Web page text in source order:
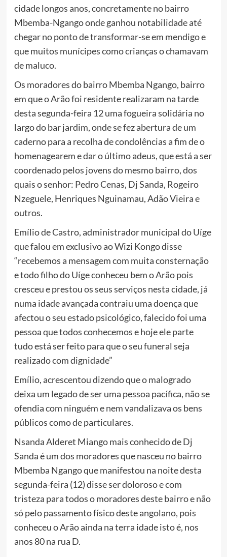
cidade longos anos, concretamente no bairro
Mbemba-Ngango onde ganhou notabilidade até
chegar no ponto de transformar-se em mendigo e
que muitos munícipes como crianças o chamavam
de maluco.
Os moradores do bairro Mbemba Ngango, bairro
em que o Arão foi residente realizaram na tarde
desta segunda-feira 12 uma fogueira solidária no
largo do bar jardim, onde se fez abertura de um
caderno para a recolha de condolências a fim de o
homenagearem e dar o último adeus, que está a ser
coordenado pelos jovens do mesmo bairro, dos
quais o senhor: Pedro Cenas, Dj Sanda, Rogeiro
Nzeguele, Henriques Nguinamau, Adão Vieira e
outros.
Emílio de Castro, administrador municipal do Uíge
que falou em exclusivo ao Wizi Kongo disse
“recebemos a mensagem com muita consternação
e todo filho do Uíge conheceu bem o Arão pois
cresceu e prestou os seus serviços nesta cidade, já
numa idade avançada contraiu uma doença que
afectou o seu estado psicológico, falecido foi uma
pessoa que todos conhecemos e hoje ele parte
tudo está ser feito para que o seu funeral seja
realizado com dignidade”
Emílio, acrescentou dizendo que o malogrado
deixa um legado de ser uma pessoa pacífica, não se
ofendia com ninguém e nem vandalizava os bens
públicos como de particulares.
Nsanda Alderet Miango mais conhecido de Dj
Sanda é um dos moradores que nasceu no bairro
Mbemba Ngango que manifestou na noite desta
segunda-feira (12) disse ser doloroso e com
tristeza para todos o moradores deste bairro e não
só pelo passamento físico deste angolano, pois
conheceu o Arão ainda na terra idade isto é, nos
anos 80 na rua D.